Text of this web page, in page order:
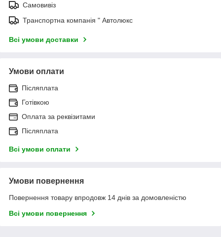
Самовивіз
Транспортна компанія " Автолюкс
Всі умови доставки
Умови оплати
Післяплата
Готівкою
Оплата за реквізитами
Післяплата
Всі умови оплати
Умови повернення
Повернення товару впродовж 14 днів за домовленістю
Всі умови повернення